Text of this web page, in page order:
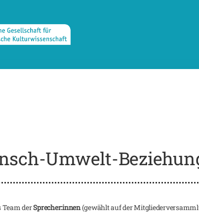
Umwelt-
Team derSprecher:innen(gewählt auf der